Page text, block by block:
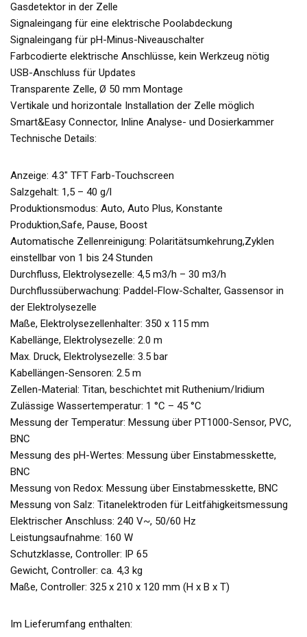
Gasdetektor in der Zelle
Signaleingang für eine elektrische Poolabdeckung
Signaleingang für pH-Minus-Niveauschalter
Farbcodierte elektrische Anschlüsse, kein Werkzeug nötig
USB-Anschluss für Updates
Transparente Zelle, Ø 50 mm Montage
Vertikale und horizontale Installation der Zelle möglich
Smart&Easy Connector, Inline Analyse- und Dosierkammer
Technische Details:
Anzeige: 4.3″ TFT Farb-Touchscreen
Salzgehalt: 1,5 – 40 g/l
Produktionsmodus: Auto, Auto Plus, Konstante
Produktion,Safe, Pause, Boost
Automatische Zellenreinigung: Polaritätsumkehrung,Zyklen
einstellbar von 1 bis 24 Stunden
Durchfluss, Elektrolysezelle: 4,5 m3/h – 30 m3/h
Durchflussüberwachung: Paddel-Flow-Schalter, Gassensor in
der Elektrolysezelle
Maße, Elektrolysezellenhalter: 350 x 115 mm
Kabellänge, Elektrolysezelle: 2.0 m
Max. Druck, Elektrolysezelle: 3.5 bar
Kabellängen-Sensoren: 2.5 m
Zellen-Material: Titan, beschichtet mit Ruthenium/Iridium
Zulässige Wassertemperatur: 1 °C – 45 °C
Messung der Temperatur: Messung über PT1000-Sensor, PVC,
BNC
Messung des pH-Wertes: Messung über Einstabmesskette,
BNC
Messung von Redox: Messung über Einstabmesskette, BNC
Messung von Salz: Titanelektroden für Leitfähigkeitsmessung
Elektrischer Anschluss: 240 V~, 50/60 Hz
Leistungsaufnahme: 160 W
Schutzklasse, Controller: IP 65
Gewicht, Controller: ca. 4,3 kg
Maße, Controller: 325 x 210 x 120 mm (H x B x T)
Im Lieferumfang enthalten: